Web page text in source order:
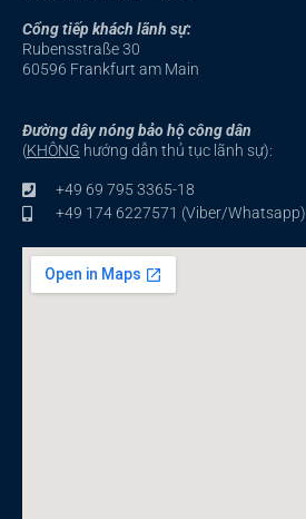
Cổng tiếp khách lãnh sự:
Rubensstraße 30
60596 Frankfurt am Main
Đường dây nóng bảo hộ công dân
(KHÔNG hướng dẫn thủ tục lãnh sự):
+49 69 795 3365-18
+49 174 6227571 (Viber/Whatsapp)